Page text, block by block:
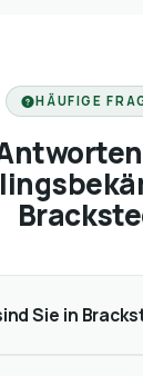
HÄUFIGE
Sie in